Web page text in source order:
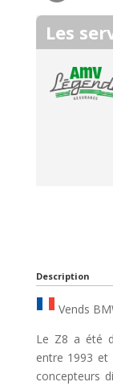
Les
Description
Vends
Le Z8 a été
entre 1993 et
concepteurs